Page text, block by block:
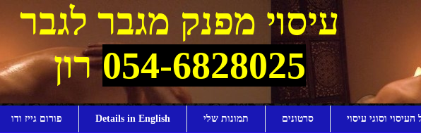
עיסוי מפנק מגבר לגבר
054-6828025רון
וסוגי עיסוי סרטונים תמונות שלי Details in English פורום גייז ודו